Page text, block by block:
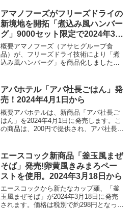
わります。80g入りで、価格は約226円と
なっています...
アマノフーズがフリーズドライの
新境地を開拓「煮込み風ハンバー
グ」9000セット限定で2024年3月
18日に発売
概要アマノフーズ（アサヒグループ食
品）が、フリーズドライ技術により「煮
込み風ハンバーグ」を商品化しました。
加えるだけで、ふっくらとやわらかいハ
ンバーグが...
アパホテル「アパ社長ごはん」発
売！2024年4月1日から
概要アパホテルは、新商品「アパ社長ご
はん」を2024年4月1日に発売します。こ
の商品は、200円で提供され、アパ社長カ
200円内容量: 150g加熱方法:電子レン
ジ:...
エースコック新商品「釜玉風まぜ
そば」発売!卵黄風きみまろペー
ストを使用。2024年3月18日から
エースコックから新たなカップ麺、「釜
玉風まぜそば」が2024年3月18日に発売
されます。価格は税別で約298円となって